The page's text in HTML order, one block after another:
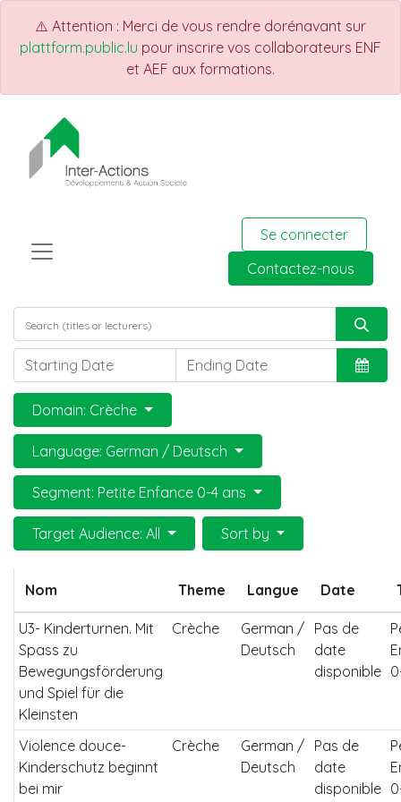
⚠️ Attention : Merci de vous rendre dorénavant sur
plattform.public.lu pour inscrire vos collaborateurs ENF
et AEF aux formations.
Se connecter
Contactez-nous
Domain: Crèche
Language: German / Deutsch
Segment: Petite Enfance 0-4 ans
Target Audience: All Sort by
Nom Theme Langue Date
U3- Kinderturnen. Mit
Spass zu
Bewegungsförderung
und Spiel für die
Kleinsten
Crèche
German /
Deutsch
Pas de
date
disponible
Violence douce-
Kinderschutz beginnt
bei mir
Crèche
German /
Deutsch
Pas de
date
disponible